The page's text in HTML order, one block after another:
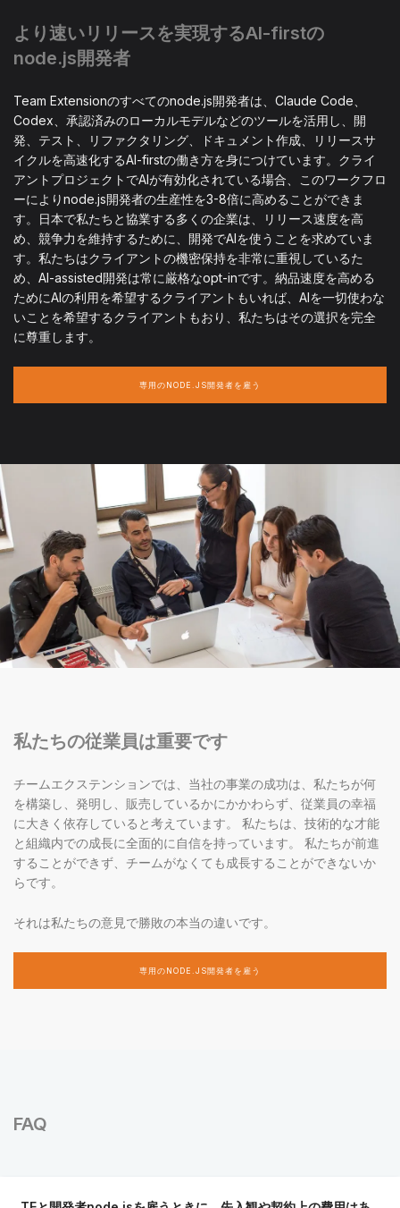
より速いリリースを実現するAI-firstの
node.js開発者
Team Extensionのすべてのnode.js開発者は、Claude Code、
Codex、承認済みのローカルモデルなどのツールを活用し、開
発、テスト、リファクタリング、ドキュメント作成、リリースサ
イクルを高速化するAI-firstの働き方を身につけています。クライ
アントプロジェクトでAIが有効化されている場合、このワークフロ
ーによりnode.js開発者の生産性を3-8倍に高めることができま
す。日本で私たちと協業する多くの企業は、リリース速度を高
め、競争力を維持するために、開発でAIを使うことを求めていま
す。私たちはクライアントの機密保持を非常に重視しているた
め、AI-assisted開発は常に厳格なopt-inです。納品速度を高める
ためにAIの利用を希望するクライアントもいれば、AIを一切使わな
いことを希望するクライアントもおり、私たちはその選択を完全
に尊重します。
専用のNODE.JS開発者を雇う
私たちの従業員は重要です
チームエクステンションでは、当社の事業の成功は、私たちが何
を構築し、発明し、販売しているかにかかわらず、従業員の幸福
に大きく依存していると考えています。 私たちは、技術的な才能
と組織内での成長に全面的に自信を持っています。 私たちが前進
することができず、チームがなくても成長することができないか
らです。
それは私たちの意見で勝敗の本当の違いです。
専用のNODE.JS開発者を雇う
FAQ